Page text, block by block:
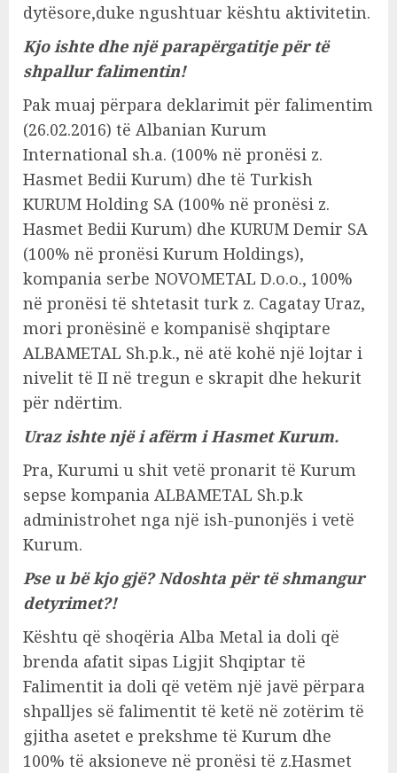
dytësore,duke ngushtuar kështu aktivitetin.
Kjo ishte dhe një parapërgatitje për të
shpallur falimentin!
Pak muaj përpara deklarimit për falimentim
(26.02.2016) të Albanian Kurum
International sh.a. (100% në pronësi z.
Hasmet Bedii Kurum) dhe të Turkish
KURUM Holding SA (100% në pronësi z.
Hasmet Bedii Kurum) dhe KURUM Demir SA
(100% në pronësi Kurum Holdings),
kompania serbe NOVOMETAL D.o.o., 100%
në pronësi të shtetasit turk z. Cagatay Uraz,
mori pronësinë e kompanisë shqiptare
ALBAMETAL Sh.p.k., në atë kohë një lojtar i
nivelit të II në tregun e skrapit dhe hekurit
për ndërtim.
Uraz ishte një i afërm i Hasmet Kurum.
Pra, Kurumi u shit vetë pronarit të Kurum
sepse kompania ALBAMETAL Sh.p.k
administrohet nga një ish-punonjës i vetë
Kurum.
Pse u bë kjo gjë? Ndoshta për të shmangur
detyrimet?!
Kështu që shoqëria Alba Metal ia doli që
brenda afatit sipas Ligjit Shqiptar të
Falimentit ia doli që vetëm një javë përpara
shpalljes së falimentit të ketë në zotërim të
gjitha asetet e prekshme të Kurum dhe
100% të aksioneve në pronësi të z.Hasmet